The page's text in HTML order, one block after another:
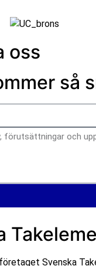
oss
så
Svenska